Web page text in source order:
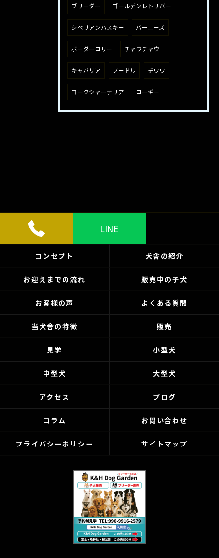
ブリーダー ゴールデンレトリバー
シベリアンハスキー バーニーズ
ボーダーコリー チャウチャウ
キャバリア プードル チワワ
ヨークシャーテリア コーギー
LINE
コンセプト 犬舎の紹介
お迎えまでの流れ 販売中の子犬
お客様の声 よくある質問
当犬舎の特徴 販売
見学 小型犬
中型犬 大型犬
アクセス ブログ
コラム お問い合わせ
プライバシーポリシー サイトマップ